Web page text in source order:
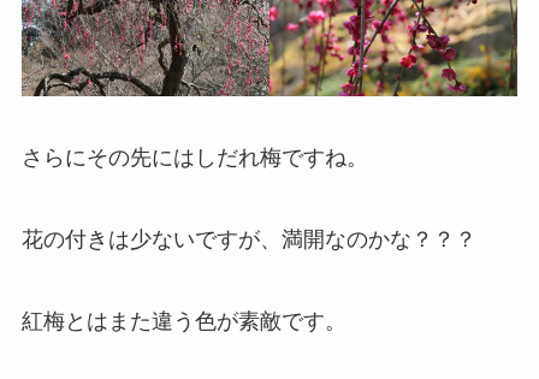
さらにその先にはしだれ梅ですね。
花の付きは少ないですが、満開なのかな？？？
紅梅とはまた違う色が素敵です。